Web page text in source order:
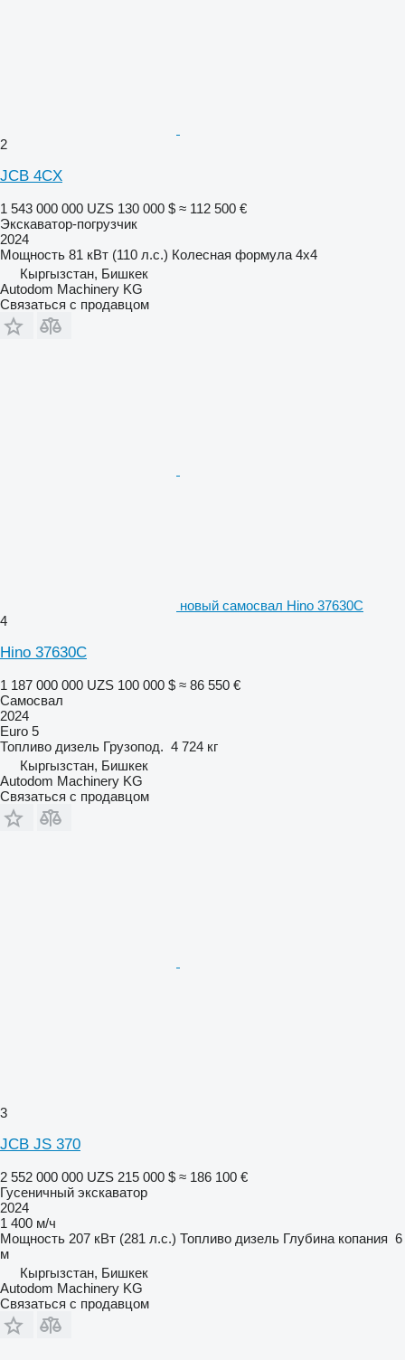
2
JCB 4CX
1 543 000 000 UZS 130 000 $ ≈ 112 500 €
Экскаватор-погрузчик
2024
Мощность 81 кВт (110 л.с.) Колесная формула 4x4
Кыргызстан, Бишкек
Autodom Machinery KG
Связаться с продавцом
новый самосвал Hino 37630C
4
Hino 37630C
1 187 000 000 UZS 100 000 $ ≈ 86 550 €
Самосвал
2024
Euro 5
Топливо дизель Грузопод. 4 724 кг
Кыргызстан, Бишкек
Autodom Machinery KG
Связаться с продавцом
3
JCB JS 370
2 552 000 000 UZS 215 000 $ ≈ 186 100 €
Гусеничный экскаватор
2024
1 400 м/ч
Мощность 207 кВт (281 л.с.) Топливо дизель Глубина копания 6
м
Кыргызстан, Бишкек
Autodom Machinery KG
Связаться с продавцом